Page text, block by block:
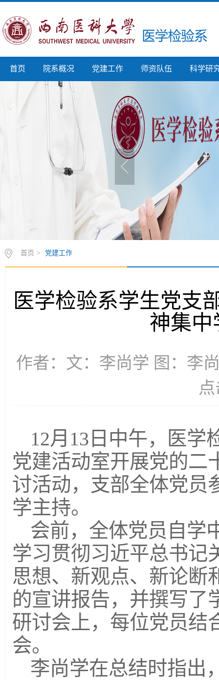
首页 院系概况 党建工作 师资队伍 科学研
首页 > 党建工作
医学检验系学生党支
神集中
作者：文：李尚学 图：李
12月13日中午，医学
党建活动室开展党的二
讨活动，支部全体党员
学主持。
会前，全体党员自学
学习贯彻习近平总书记
思想、新观点、新论断
的宣讲报告，并撰写了
研讨会上，每位党员结
会。
李尚学在总结时指出